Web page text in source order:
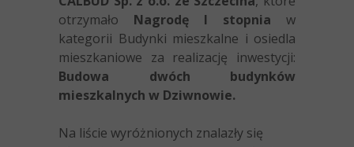
otrzymało Nagrodę I stopnia w
kategorii Budynki mieszkalne i osiedla
mieszkaniowe za realizację inwestycji:
Budowa dwóch budynków
mieszkalnych w Dziwnowie.
Na liście wyróżnionych znalazły się